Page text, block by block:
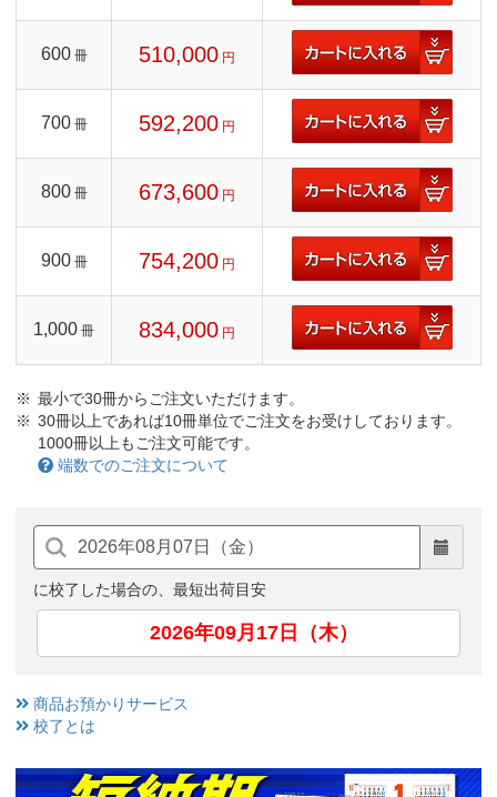
600 冊 510,000 円
700 冊 592,200 円
800 冊 673,600 円
900 冊 754,200 円
1,000 冊 834,000 円
最小で30冊からご注文いただけます。
30冊以上であれば10冊単位でご注文をお受けしております。
1000冊以上もご注文可能です。
端数でのご注文について
に校了した場合の、最短出荷目安
2026年09月17日（木）
商品お預かりサービス
校了とは